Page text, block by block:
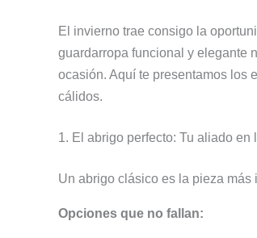
El invierno trae consigo la
guardarropa funcional y elegante
ocasión. Aquí te presentamos los
cálidos.
1. El abrigo perfecto: Tu aliado en
Un abrigo clásico es la pieza más
Opciones que no fallan: